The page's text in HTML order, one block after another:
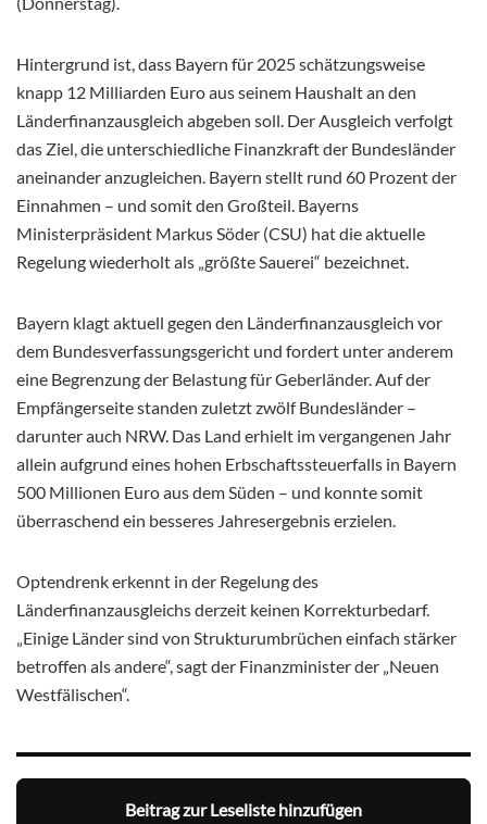
Hintergrund ist, dass Bayern für 2025 schätzungsweise
knapp 12 Milliarden Euro aus seinem Haushalt an den
Länderfinanzausgleich abgeben soll. Der Ausgleich verfolgt
das Ziel, die unterschiedliche Finanzkraft der Bundesländer
aneinander anzugleichen. Bayern stellt rund 60 Prozent der
Einnahmen – und somit den Großteil. Bayerns
Ministerpräsident Markus Söder (CSU) hat die aktuelle
Regelung wiederholt als „größte Sauerei“ bezeichnet.
Bayern klagt aktuell gegen den Länderfinanzausgleich vor
dem Bundesverfassungsgericht und fordert unter anderem
eine Begrenzung der Belastung für Geberländer. Auf der
Empfängerseite standen zuletzt zwölf Bundesländer –
darunter auch NRW. Das Land erhielt im vergangenen Jahr
allein aufgrund eines hohen Erbschaftssteuerfalls in Bayern
500 Millionen Euro aus dem Süden – und konnte somit
überraschend ein besseres Jahresergebnis erzielen.
Optendrenk erkennt in der Regelung des
Länderfinanzausgleichs derzeit keinen Korrekturbedarf.
„Einige Länder sind von Strukturumbrüchen einfach stärker
betroffen als andere“, sagt der Finanzminister der „Neuen
Westfälischen“.
Beitrag zur Leseliste hinzufügen